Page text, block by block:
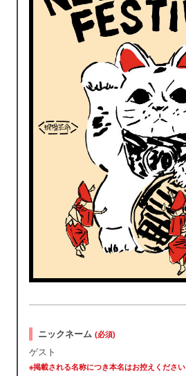
ニックネーム (必須)
ゲスト
※掲載される名称につき本名はお控えください